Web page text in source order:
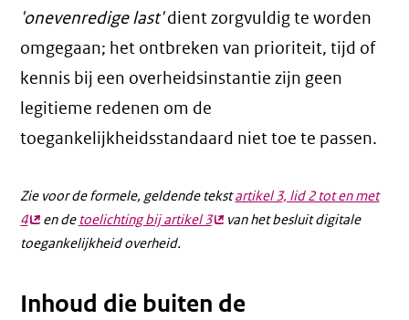
'onevenredige last'dient zorgvuldig te worden
omgegaan; het ontbreken van prioriteit, tijd of
kennis bij een overheidsinstantie zijn geen
legitieme redenen om de
toegankelijkheidsstandaard niet toe te passen.
Zie voor de formele, geldende tekstartikel 3, lid 2 tot en met
4(externe
link)
en de toelichting bij artikel 3(externe
van het besluit digitale
toegankelijkheid overheid.
Inhoud die buiten de